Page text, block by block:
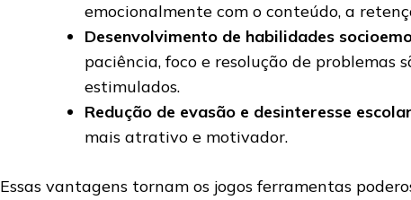
emocionalmente com o conteúdo, a
Desenvolvimento de habilidades
paciência, foco e resolução de problemas
estimulados.
Redução de evasão e desinteresse escolar
mais atrativo e motivador.
Essas vantagens tornam os jogos ferramentas